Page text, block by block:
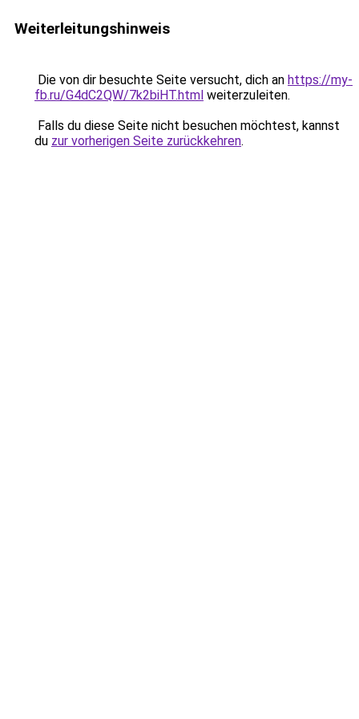
Weiterleitungshinweis
Die von dir besuchte Seite versucht, dich an https://my-
fb.ru/G4dC2QW/7k2biHT.html weiterzuleiten.
Falls du diese Seite nicht besuchen möchtest, kannst
du zur vorherigen Seite zurückkehren.